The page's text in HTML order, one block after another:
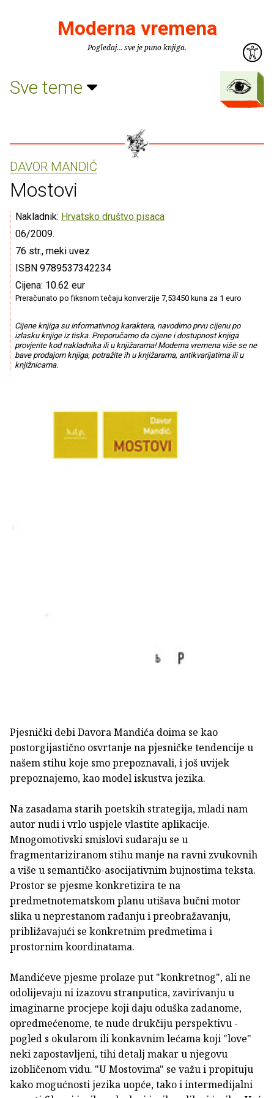
Moderna vremena
Pogledaj... sve je puno knjiga.
Sve teme
DAVOR MANDIĆ
Mostovi
Nakladnik: Hrvatsko društvo pisaca
06/2009.
76 str., meki uvez
ISBN 9789537342234
Cijena: 10.62 eur
Preračunato po fiksnom tečaju konverzije 7,53450 kuna za 1 euro
Cijene knjiga su informativnog karaktera, navodimo prvu cijenu po
izlasku knjige iz tiska. Preporučamo da cijene i dostupnost knjiga
provjerite kod nakladnika ili u knjižarama! Moderna vremena više se ne
bave prodajom knjiga, potražite ih u knjižarama, antikvarijatima ili u
knjižnicama.
Pjesnički debi Davora Mandića doima se kao
postorgijastično osvrtanje na pjesničke tendencije u
našem stihu koje smo prepoznavali, i još uvijek
prepoznajemo, kao model iskustva jezika.
Na zasadama starih poetskih strategija, mladi nam
autor nudi i vrlo uspjele vlastite aplikacije.
Mnogomotivski smislovi sudaraju se u
fragmentariziranom stihu manje na ravni zvukovnih
a više u semantičko-asocijativnim bujnostima teksta.
Prostor se pjesme konkretizira te na
predmetnotematskom planu utišava bučni motor
slika u neprestanom rađanju i preobražavanju,
približavajući se konkretnim predmetima i
prostornim koordinatama.
Mandićeve pjesme prolaze put "konkretnog", ali ne
odolijevaju ni izazovu stranputica, zavirivanju u
imaginarne procjepe koji daju oduška zadanome,
opredmećenome, te nude drukčiju perspektivu -
pogled s okularom ili konkavnim lećama koji "love"
neki zapostavljeni, tihi detalj makar u njegovu
izobličenom vidu. "U Mostovima" se važu i propituju
kako mogućnosti jezika uopće, tako i intermedijalni